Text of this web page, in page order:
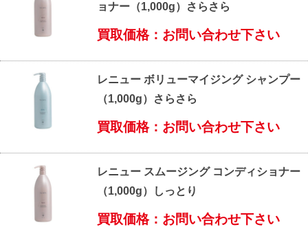
ョナー（1,000g）さらさら
買取価格：お問い合わせ下さい
レニュー ボリューマイジング シャンプー
（1,000g）さらさら
買取価格：お問い合わせ下さい
レニュー スムージング コンディショナー
（1,000g）しっとり
買取価格：お問い合わせ下さい